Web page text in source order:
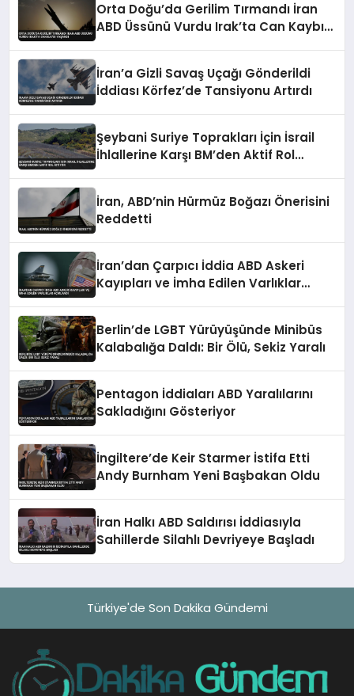
Orta Doğu’da Gerilim Tırmandı İran
ABD Üssünü Vurdu Irak’ta Can Kaybı
İran’a Gizli Savaş Uçağı Gönderildi
İddiası Körfez’de Tansiyonu Artırdı
Şeybani Suriye Toprakları İçin İsrail
İhlallerine Karşı BM’den Aktif Rol
İran, ABD’nin Hürmüz Boğazı Önerisini
Reddetti
İran’dan Çarpıcı İddia ABD Askeri
Kayıpları ve İmha Edilen Varlıklar
Berlin’de LGBT Yürüyüşünde Minibüs
Kalabalığa Daldı: Bir Ölü, Sekiz Yaralı
Pentagon İddiaları ABD Yaralılarını
Sakladığını Gösteriyor
İngiltere’de Keir Starmer İstifa Etti
Andy Burnham Yeni Başbakan Oldu
İran Halkı ABD Saldırısı İddiasıyla
Sahillerde Silahlı Devriyeye Başladı
Türkiye'de Son Dakika Gündemi